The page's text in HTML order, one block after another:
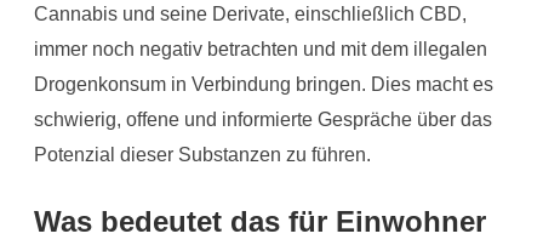
Cannabis und seine Derivate, einschließlich CBD,
immer noch negativ betrachten und mit dem illegalen
Drogenkonsum in Verbindung bringen. Dies macht es
schwierig, offene und informierte Gespräche über das
Potenzial dieser Substanzen zu führen.
Was bedeutet das für Einwohner